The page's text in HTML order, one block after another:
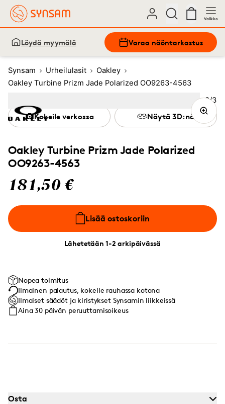
Valikko
Löydä myymälä Varaa näöntarkastus
Synsam Urheilulasit
Oakley
Oakley Turbine Prizm Jade Polarized OO9263-4563
Oakley Turbine Prizm Jade Polarized
OO9263-4563
181,50 €
Lisää ostoskoriin
Lähetetään 1-2 arkipäivässä
Kokeile verkossa Näytä 3D:nä
Nopea toimitus
Ilmainen palautus, kokeile rauhassa kotona
Ilmaiset säädöt ja kiristykset Synsamin liikkeissä
Aina 30 päivän peruuttamisoikeus
Kuva
2/3
Image 3
Osta